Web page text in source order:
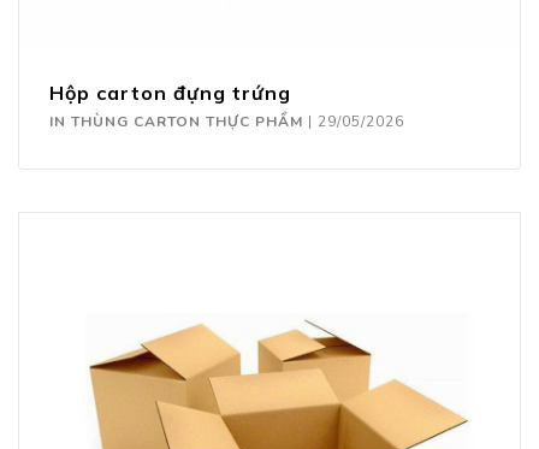
Hộp carton đựng trứng
IN THÙNG CARTON THỰC PHẨM | 29/05/2026